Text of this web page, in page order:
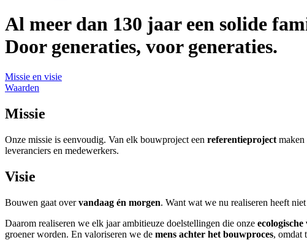
Al meer dan 130 jaar een solide
Door generaties, voor generaties.
Missie en visie
Waarden
Missie
Onze missie is eenvoudig. Van elk bouwproject een referentieproject maken
leveranciers en medewerkers.
Visie
Bouwen gaat overvandaag én morgen. Want wat we nu realiseren heeft
Daarom realiseren we elk jaar ambitieuze doelstellingen die onze
groener worden. En valoriseren we de mens achter het bouwproces, omdat